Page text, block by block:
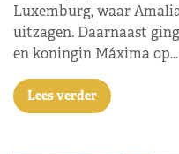
Luxemburg, waar
uitzagen. Daarnaast
en koningin Máxima op…
Lees verder